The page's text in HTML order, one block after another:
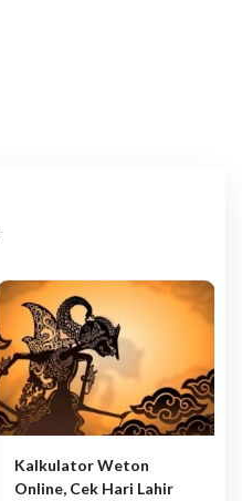
Kalkulator Weton
Online, Cek Hari Lahir